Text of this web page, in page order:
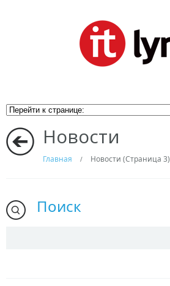
Новости
Главная / Новости (Cтраница 3)
Поиск